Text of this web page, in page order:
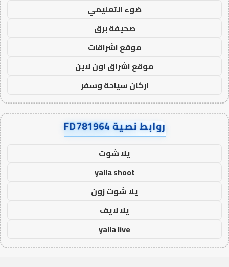
ضوء التعليمي
صحيفة برق
موقع اشراقات
موقع اشراق اون لاين
اركان سياحة وسفر
روابط نصية FD781964
يلا شوت
yalla shoot
يلا شوت زون
يلا لايف
yalla live